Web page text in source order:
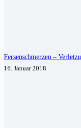
Fersenschmerzen –
16. Januar 2018